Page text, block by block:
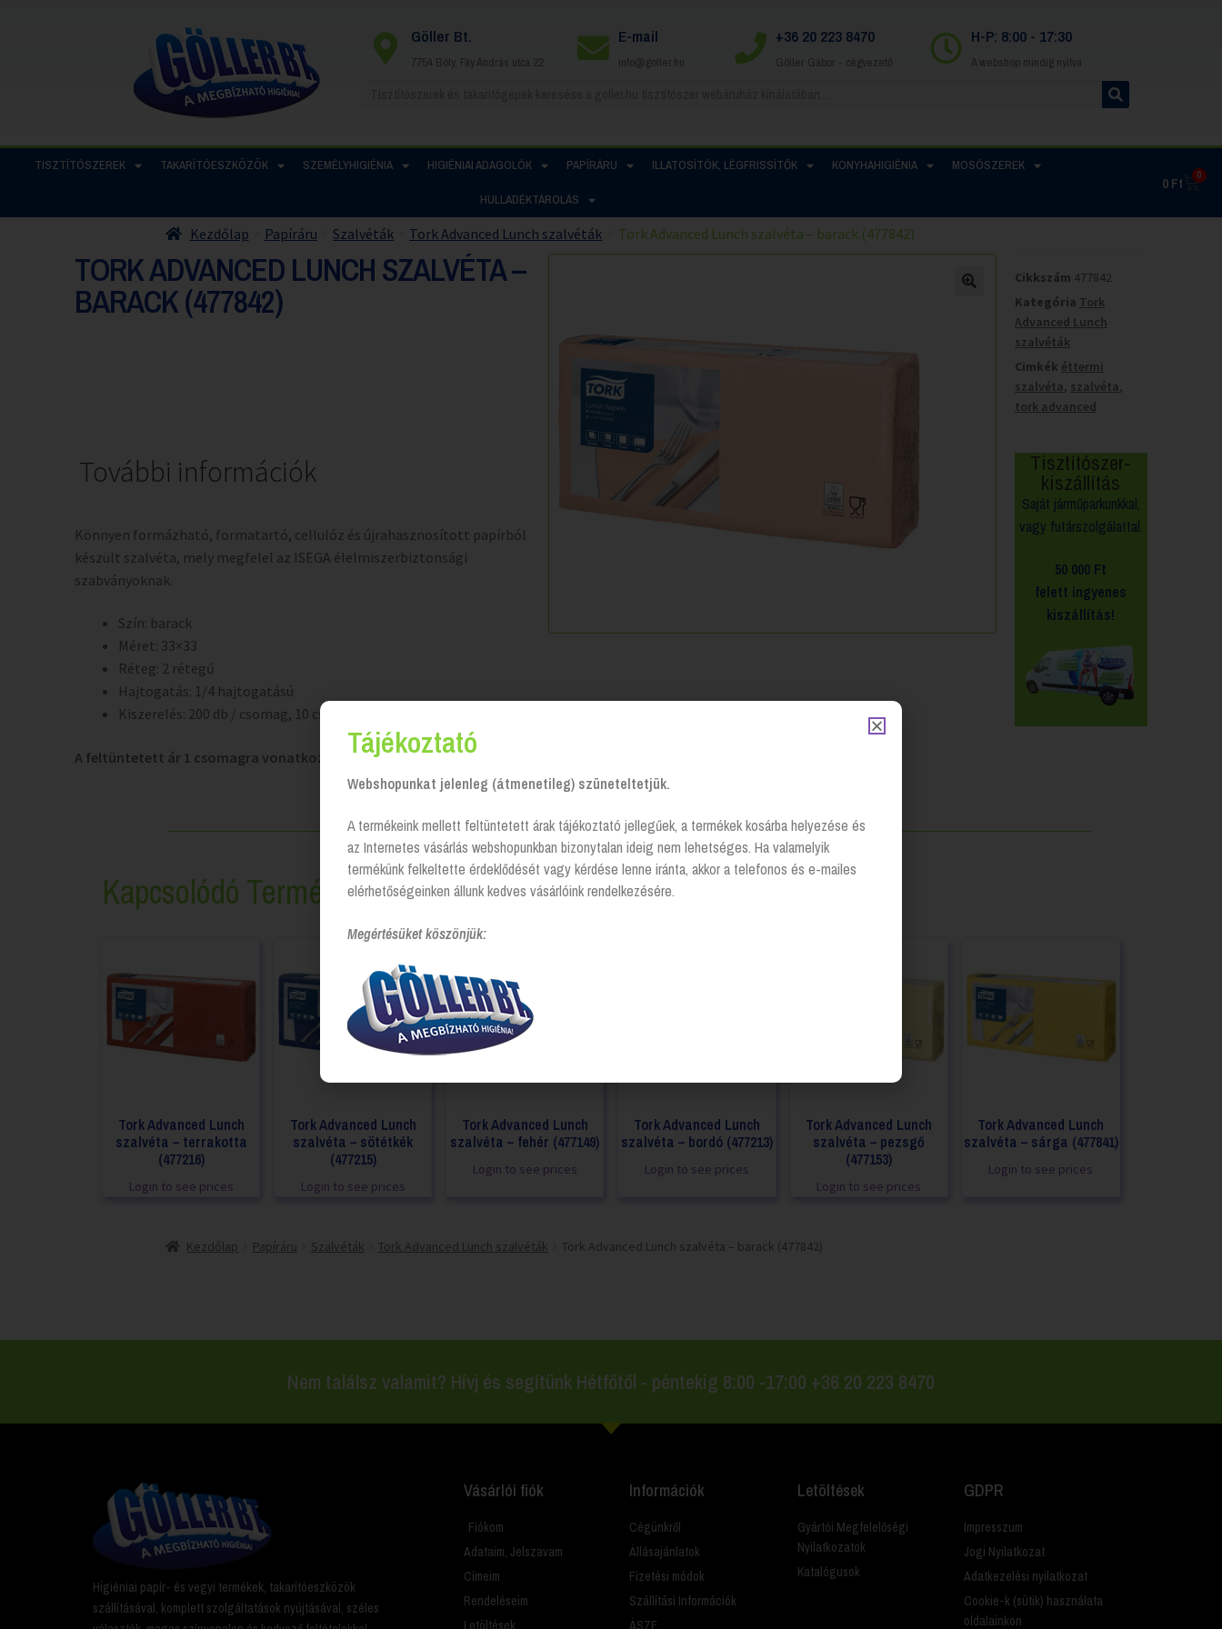
Göller Bt.
7754 Bóly, Fáy András utca 22.
E-mail
info@goller.hu
+36 20 223 8470
Göller Gábor - cégvezető
H-P: 8:00 - 17:30
A webshop mindig nyitva
TISZTÍTÓSZEREK TAKARÍTÓESZKÖZÖK SZEMÉLYHIGIÉNIA HIGIÉNIAI ADAGOLÓK PAPÍRÁRU ILLATOSÍTÓK, LÉGFRISSÍTŐK KONYHAHIGIÉNIA MOSÓSZEREK
HULLADÉKTÁROLÁS
0Ft 0
Kezdőlap Papíráru Szalvéták Tork Advanced Lunch szalvéták Tork Advanced Lunch szalvéta – barack (477842)
TORK ADVANCED LUNCH SZALVÉTA –
BARACK (477842)
További információk
Könnyen formázható, formatartó, cellulóz és újrahasznosított papírból
készült szalvéta, mely megfelel az ISEGA élelmiszerbiztonsági
szabványoknak.
Szín: barack
Méret: 33×33
Réteg: 2 rétegű
Hajtogatás: 1/4 hajtogatású
Kiszerelés: 200 db / csomag, 10 csomag / karton
A feltüntetett ár 1 csomagra vonatkozik.
Cikkszám 477842
Kategória Tork
Advanced Lunch
szalvéták
Cimkék éttermi
szalvéta szalvéta
tork advanced
Tisztítószer-
kiszállítás
Saját járműparkunkkal,
vagy futárszolgálattal.
50 000 Ft
felett ingyenes
kiszállítás!
Kapcsolódó Termékek
Tork Advanced Lunch
szalvéta – terrakotta
(477216)
Login to see prices
Tork Advanced Lunch
szalvéta – sötétkék
(477215)
Login to see prices
Tork Advanced Lunch
szalvéta – fehér (477149)
Login to see prices
Tork Advanced Lunch
szalvéta – bordó (477213)
Login to see prices
Tork Advanced Lunch
szalvéta – pezsgő
(477153)
Login to see prices
Tork Advanced Lunch
szalvéta – sárga (477841)
Login to see prices
Kezdőlap Papíráru Szalvéták Tork Advanced Lunch szalvéták Tork Advanced Lunch szalvéta – barack (477842)
Nem találsz valamit? Hívj és segítünk Hétfőtől - péntekig 8:00 -17:00 +36 20 223 8470
Higiéniai papír- és vegyi termékek, takarítóeszközök
szállításával, komplett szolgáltatások nyújtásával, széles
Vásárlói fiók
Fiókom
Adataim, Jelszavam
Címeim
Rendeléseim
Letöltések
Információk
Cégünkről
Állásajánlatok
Fizetési módok
Szállítási Információk
ÁSZF
Letöltések
Gyártói Megfelelőségi
Nyilatkozatok
Katalógusok
GDPR
Impresszum
Jogi Nyilatkozat
Adatkezelési nyilatkozat
Cookie-k (sütik) használata
oldalainkon
Tájékoztató
Webshopunkat jelenleg (átmenetileg) szüneteltetjük.
A termékeink mellett feltüntetett árak tájékoztató jellegűek, a termékek kosárba helyezése és
az Internetes vásárlás webshopunkban bizonytalan ideig nem lehetséges. Ha valamelyik
termékünk felkeltette érdeklődését vagy kérdése lenne iránta, akkor a telefonos és e-mailes
elérhetőségeinken állunk kedves vásárlóink rendelkezésére.
Megértésüket köszönjük: